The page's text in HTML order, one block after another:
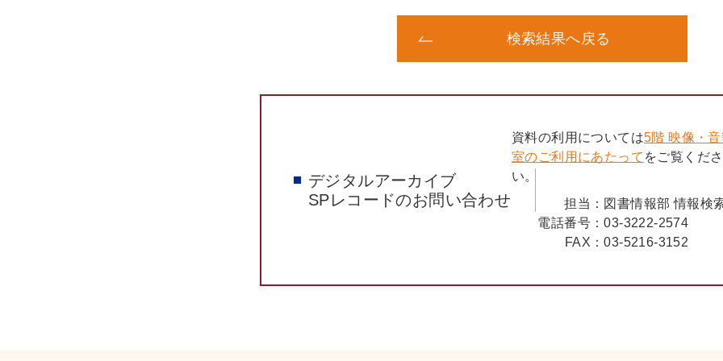
検索結果へ戻る
デジタルアーカイブ
SPレコードのお問い合わせ
資料の利用については5階 映像・
室のご利用にあたって をご覧くださ
い。
担当： 図書情報部 情報検
電話番号：03-3222-2574
FAX：03-5216-3152